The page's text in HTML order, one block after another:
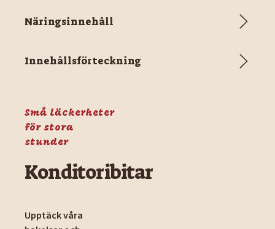
Näringsinnehåll
Innehållsförteckning
Små läckerheter
för stora
stunder
Konditoribitar
Upptäck våra